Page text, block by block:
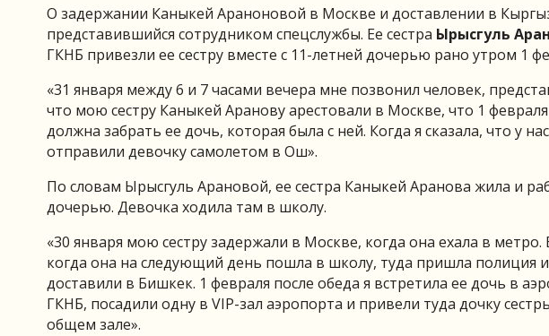
О задержании Каныкей Араноновой в Москве и доставлении в
представившийся сотрудником спецслужбы. Ее сестра Ырысгуль
ГКНБ привезли ее сестру вместе с 11-летней дочерью рано утром 1
«31 января между 6 и 7 часами вечера мне позвонил человек,
что мою сестру Каныкей Аранову арестовали в Москве, что 1
должна забрать ее дочь, которая была с ней. Когда я сказала, что у
отправили девочку самолетом в Ош».
По словам Ырысгуль Арановой, ее сестра Каныкей Аранова жила и
дочерью. Девочка ходила там в школу.
«30 января мою сестру задержали в Москве, когда она ехала в
когда она на следующий день пошла в школу, туда пришла полиция и
доставили в Бишкек. 1 февраля после обеда я встретила ее дочь в
ГКНБ, посадили одну в VIP-зал аэропорта и привели туда дочку
общем зале».